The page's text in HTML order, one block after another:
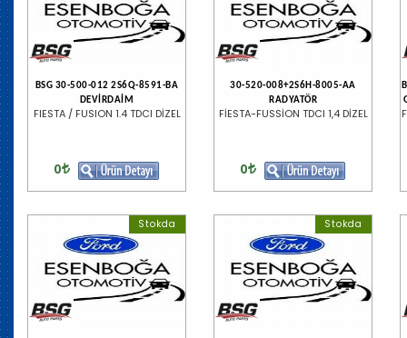
BSG 30-500-012 2S6Q-8591-BA
DEVİRDAİM
FIESTA / FUSION 1.4 TDCI DİZEL
0
30-520-008+2S6H-8005-AA
RADYATÖR
FİESTA-FUSSİON TDCI 1,4 DİZEL
0
Stokda Stokda